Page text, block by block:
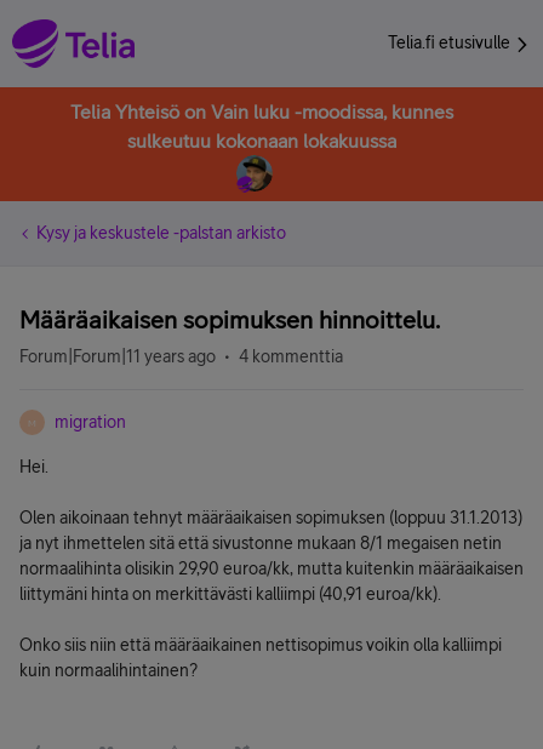
Telia.fi etusivulle
Telia Yhteisö on Vain luku -moodissa, kunnes
sulkeutuu kokonaan lokakuussa
Kysy ja keskustele -palstan arkisto
Määräaikaisen sopimuksen hinnoittelu.
Forum|Forum|11 years ago 4 kommenttia
M migration
Hei.
Olen aikoinaan tehnyt määräaikaisen sopimuksen (loppuu 31.1.2013)
ja nyt ihmettelen sitä että sivustonne mukaan 8/1 megaisen netin
normaalihinta olisikin 29,90 euroa/kk, mutta kuitenkin määräaikaisen
liittymäni hinta on merkittävästi kalliimpi (40,91 euroa/kk).
Onko siis niin että määräaikainen nettisopimus voikin olla kalliimpi
kuin normaalihintainen?